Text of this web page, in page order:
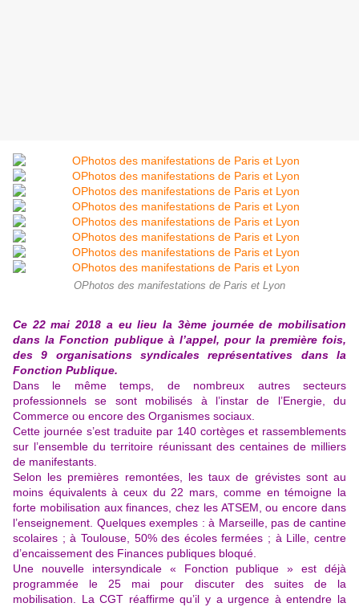
OPhotos des manifestations de Paris et Lyon
Ce 22 mai 2018 a eu lieu la 3ème journée de mobilisation
dans la Fonction publique à l’appel, pour la première fois,
des 9 organisations syndicales représentatives dans la
Fonction Publique.
Dans le même temps, de nombreux autres secteurs
professionnels se sont mobilisés à l’instar de l’Energie, du
Commerce ou encore des Organismes sociaux.
Cette journée s’est traduite par 140 cortèges et rassemblements
sur l’ensemble du territoire réunissant des centaines de milliers
de manifestants.
Selon les premières remontées, les taux de grévistes sont au
moins équivalents à ceux du 22 mars, comme en témoigne la
forte mobilisation aux finances, chez les ATSEM, ou encore dans
l’enseignement. Quelques exemples : à Marseille, pas de cantine
scolaires ; à Toulouse, 50% des écoles fermées ; à Lille, centre
d’encaissement des Finances publiques bloqué.
Une nouvelle intersyndicale « Fonction publique » est déjà
programmée le 25 mai pour discuter des suites de la
mobilisation. La CGT réaffirme qu’il y a urgence à entendre la